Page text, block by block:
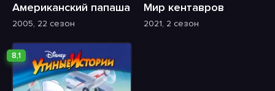
Американский папаша
2005, 22 сезон
Мир кентавров
2021, 2 сезон
8,1